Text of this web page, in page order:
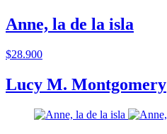
Anne, la de la isla
$28.900
Lucy M. Montgomery